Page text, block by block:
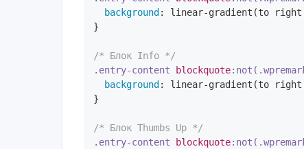
background : linear-gradient (to
}
/* Блок Info */
.entry-content
blockquote
background : linear-gradient (to
}
/* Блок Thumbs Up */
.entry-content
blockquote